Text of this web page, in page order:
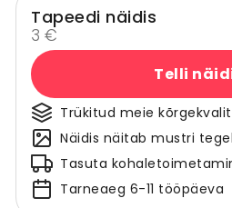
Tapeedi näidis
3 €
Telli
Trükitud meie
Näidis näitab mustri
Tasuta
Tarneaeg 6-11 tööpäeva